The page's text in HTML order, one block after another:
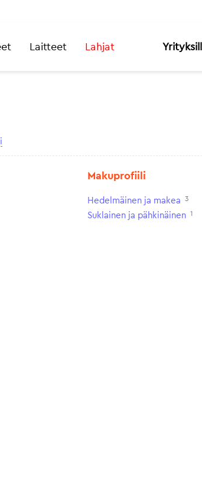
Laitteet Lahjat
Makuprofiili
Hedelmäinen ja makea 3
Suklainen ja pähkinäinen 1